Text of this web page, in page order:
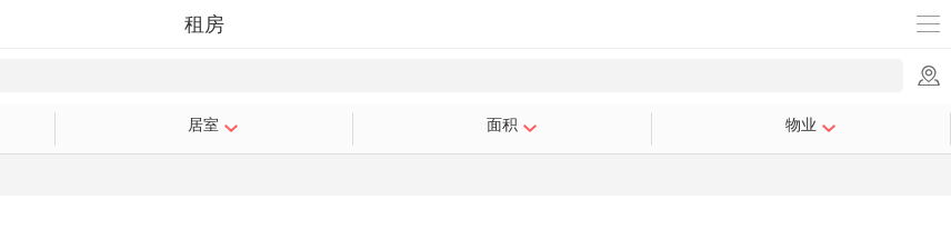
租房
居室 面积 物业